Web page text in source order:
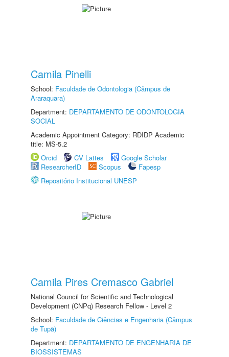
Camila Pinelli
School: Faculdade de Odontologia (Câmpus de
Araraquara)
Department: DEPARTAMENTO DE ODONTOLOGIA
SOCIAL
Academic Appointment Category: RDIDP Academic
title: MS-5.2
Orcid
CV Lattes
Google Scholar
ResearcherID
Scopus
Fapesp
Repositório Institucional UNESP
Camila Pires Cremasco Gabriel
National Council for Scientific and Technological
Development (CNPq) Research Fellow - Level 2
School: Faculdade de Ciências e Engenharia (Câmpus
de Tupã)
Department: DEPARTAMENTO DE ENGENHARIA DE
BIOSSISTEMAS